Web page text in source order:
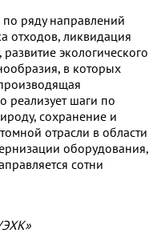
ряду направлений
отходов, ликвидация
экологического
в которых
реализует шаги по
сохранение и
отрасли в области
оборудования,
сотни